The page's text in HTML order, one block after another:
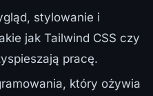
stylowanie i
jak Tailwind CSS czy
pracę.
który ożywia